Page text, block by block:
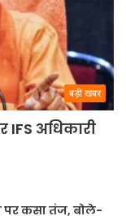
बड़ी खबर
IFS अधिकारी
पर कसा तंज, बोले-